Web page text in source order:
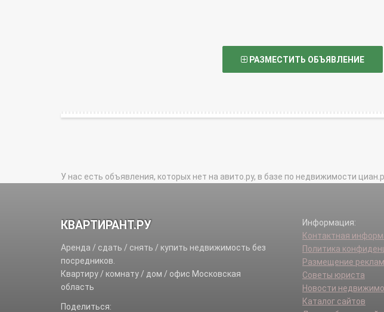
РАЗМЕСТИТЬ ОБЪЯВЛЕНИЕ
У нас есть объявления, которых нет на авито.ру, в базе по недвижимости
КВАРТИРАНТ.РУ
Аренда / сдать / снять / купить недвижимость без
посредников.
Квартиру / комнату / дом / офис Московская
область
Поделиться:
Информация:
Контактная
Политика
Размещение
Советы юриста
Новости
Каталог сайтов